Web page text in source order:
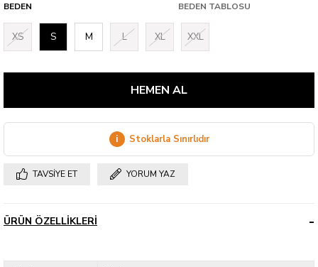
BEDEN BEDEN TABLOSU
XS S M L XL XXL
i Stoklarla Sınırlıdır
TAVSIYE ET YORUM YAZ
ÜRÜN ÖZELLIKLERI